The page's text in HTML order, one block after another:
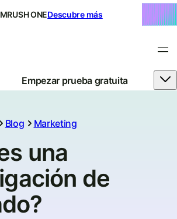
ONEDescubre más
Empezar prueba gratuita
Blog Marketing
una
de